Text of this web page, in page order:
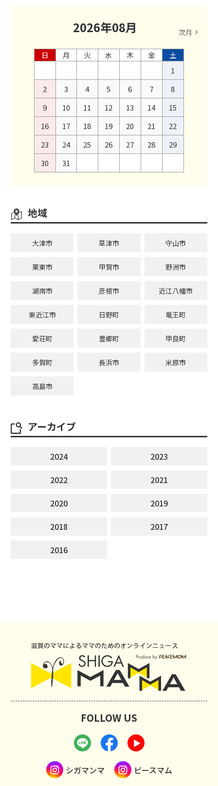
2026年08月 次月
日 月 火 水 木 金
土
1
2
3 4 5 6 7
8
9
10 11 12 13 14
15
16
17 18 19 20 21
22
23
24 25 26 27 28
29
30
31
地域
大津市 草津市 守山市
栗東市 甲賀市 野洲市
湖南市 彦根市 近江八幡市
東近江市 日野町 竜王町
愛荘町 豊郷町 甲良町
多賀町 長浜市 米原市
高島市
アーカイブ
2024
2023
2022
2021
2020
2019
2018
2017
2016
FOLLOW US
シガマンマ ピースマム